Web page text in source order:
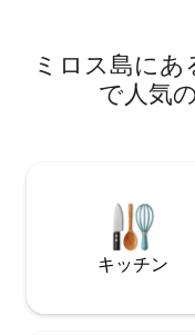
プライベートな人里
ウスキーピング。
は、「内側」を提供
ミロス島に
で人気
キッチン